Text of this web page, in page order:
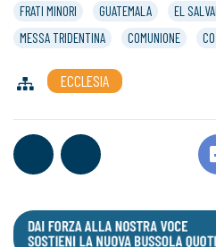
FRATI MINORI
GUATEMALA EL
MESSA TRIDENTINA
COMUNIONE
ECCLESIA